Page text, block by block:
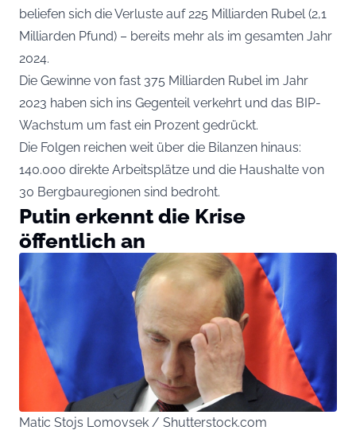
beliefen sich die Verluste auf 225 Milliarden Rubel (2,1
Milliarden Pfund) – bereits mehr als im gesamten Jahr
2024.
Die Gewinne von fast 375 Milliarden Rubel im Jahr
2023 haben sich ins Gegenteil verkehrt und das BIP-
Wachstum um fast ein Prozent gedrückt.
Die Folgen reichen weit über die Bilanzen hinaus:
140.000 direkte Arbeitsplätze und die Haushalte von
30 Bergbauregionen sind bedroht.
Putin erkennt die Krise
öffentlich an
Matic Stojs Lomovsek / Shutterstock.com